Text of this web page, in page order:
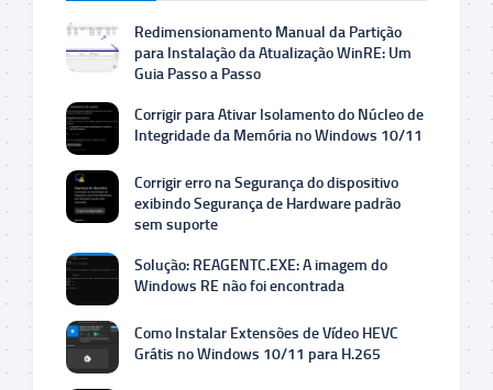
Redimensionamento Manual da Partição
para Instalação da Atualização WinRE: Um
Guia Passo a Passo
Corrigir para Ativar Isolamento do Núcleo de
Integridade da Memória no Windows 10/11
Corrigir erro na Segurança do dispositivo
exibindo Segurança de Hardware padrão
sem suporte
Solução: REAGENTC.EXE: A imagem do
Windows RE não foi encontrada
Como Instalar Extensões de Vídeo HEVC
Grátis no Windows 10/11 para H.265